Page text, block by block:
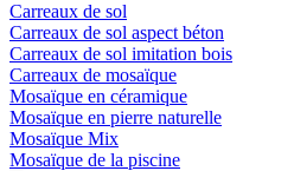
Carreaux de sol
Carreaux de sol aspect béton
Carreaux de sol imitation bois
Carreaux de mosaïque
Mosaïque en céramique
Mosaïque en pierre naturelle
Mosaïque Mix
Mosaïque de la piscine